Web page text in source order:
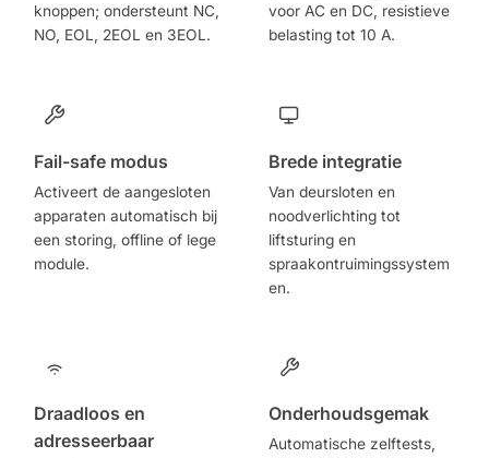
knoppen; ondersteunt NC,
NO, EOL, 2EOL en 3EOL.
voor AC en DC, resistieve
belasting tot 10 A.
Fail-safe modus
Activeert de aangesloten
apparaten automatisch bij
een storing, offline of lege
module.
Brede integratie
Van deursloten en
noodverlichting tot
liftsturing en
spraakontruimingssystem
en.
Draadloos en
adresseerbaar
Onderhoudsgemak
Automatische zelftests,